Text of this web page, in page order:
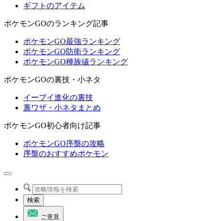
ギフトのアイテム
ポケモンGOのランキング記事
ポケモンGO最強ランキング
ポケモンGO防衛ランキング
ポケモンGO種族値ランキング
ポケモンGOの裏技・小ネタ
イーブイ進化の裏技
裏ワザ・小ネタまとめ
ポケモンGO初心者向け記事
ポケモンGO序盤の攻略
序盤のおすすめポケモン
検索
ご意見